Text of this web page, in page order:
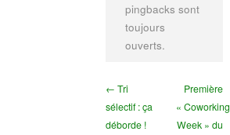
pingbacks sont
toujours
ouverts.
← Tri
sélectif : ça
déborde !
Première
« Coworking
Week » du